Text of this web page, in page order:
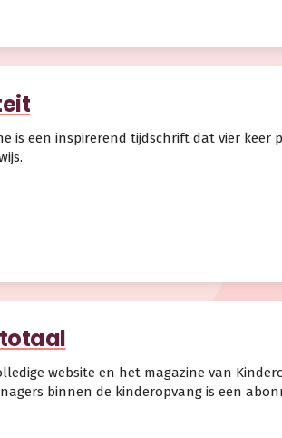
is een inspirerend tijdschrift dat vier
website en het magazine van
binnen de kinderopvang is een